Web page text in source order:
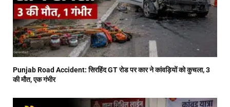
Punjab Road Accident: सिरहिंद GT रोड पर कार ने कांवड़ियों को कुचला, 3
की मौत, एक गंभीर